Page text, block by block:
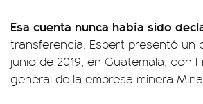
Esa cuenta nunca había sido
transferencia, Espert presentó
junio de 2019, en Guatemala,
general de la empresa minera